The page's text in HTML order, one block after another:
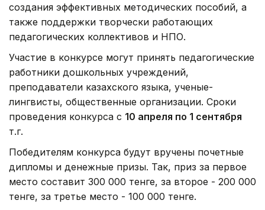
создания эффективных методических пособий, а
также поддержки творчески работающих
педагогических коллективов и НПО.
Участие в конкурсе могут принять педагогические
работники дошкольных учреждений,
преподаватели казахского языка, ученые-
лингвисты, общественные организации. Сроки
проведения конкурса с 10 апреля по 1 сентября
т.г.
Победителям конкурса будут вручены почетные
дипломы и денежные призы. Так, приз за первое
место составит 300 000 тенге, за второе - 200 000
тенге, за третье место - 100 000 тенге.